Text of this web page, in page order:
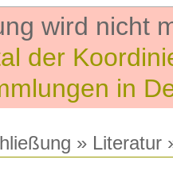
wird nicht
der
in
» Literatur